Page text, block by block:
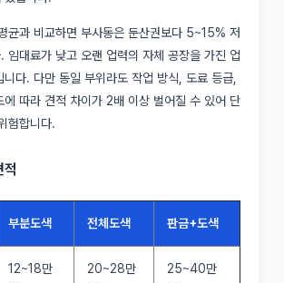
균과 비교하면 부사동은 둔산권보다 5~15% 저
임대료가 낮고 오랜 업력의 자체 공장을 가진 업
니다. 다만 동일 부위라도 작업 방식, 도료 등급,
에 따라 견적 차이가 2배 이상 벌어질 수 있어 단
험합니다.
적
부분도색 전체도색 판금+도색
12~18만
20~28만
25~40만